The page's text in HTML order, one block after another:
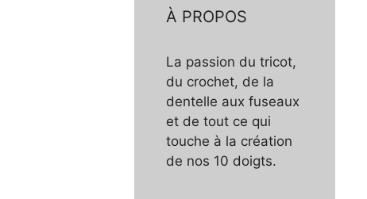
À PROPOS
La passion du tricot,
du crochet, de la
dentelle aux fuseaux
et de tout ce qui
touche à la création
de nos 10 doigts.